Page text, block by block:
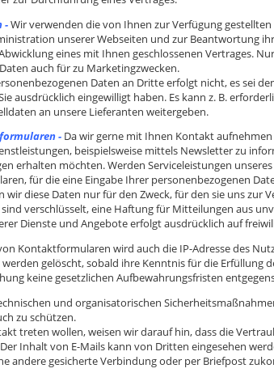
-Wir verwenden die von Ihnen zur Verfügung
unserer Webseiten und zur Beantwortung
eines mit Ihnen geschlossenen Vertrages.
auch für zu Marketingzwecken.
Daten an Dritte erfolgt nicht, es sei
ausdrücklich eingewilligt haben. Es kann z. B.
an unsere Lieferanten weitergeben.
- Da wir gerne mit Ihnen Kontakt
beispielsweise mittels Newsletter zu
erhalten möchten. Werden Serviceleistungen
für die eine Eingabe Ihrer personenbezogenen
diese Daten nur für den Zweck, für den sie uns zur
verschlüsselt, eine Haftung für Mitteilungen aus
Dienste und Angebote erfolgt ausdrücklich auf
Kontaktformularen wird auch die IP-Adresse des
gelöscht, sobald ihre Kenntnis für die Erfüllung
keine gesetzlichen Aufbewahrungsfristen
und organisatorischen
zu schützen.
treten wollen, weisen wir darauf hin, dass die
Inhalt von E-Mails kann von Dritten eingesehen
andere gesicherte Verbindung oder per Briefpost